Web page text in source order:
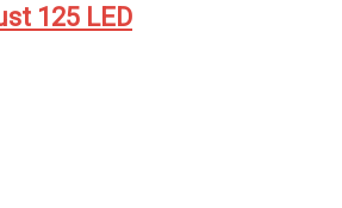
125 LED